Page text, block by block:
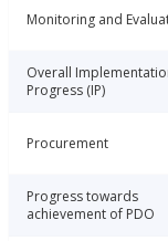
Monitoring and
Overall
Progress (IP)
Procurement
Progress towards
achievement of PDO